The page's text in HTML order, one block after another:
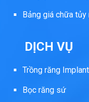
Bảng giá chữa tủy
DỊCH VỤ
Trồng răng Implant
Bọc răng sứ